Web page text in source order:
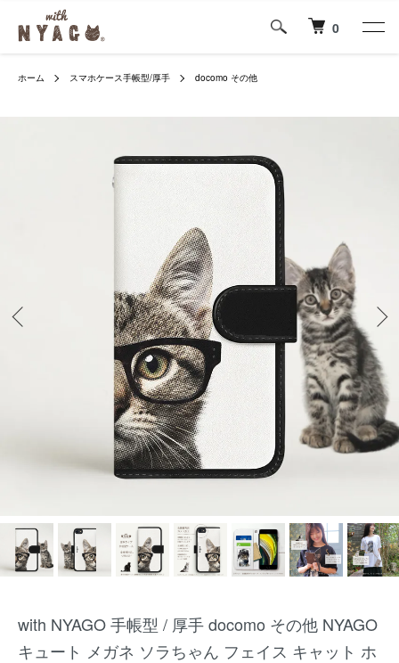
0
ホーム スマホケース手帳型/厚手 docomo その他
with NYAGO 手帳型 / 厚手 docomo その他 NYAGO
キュート メガネ ソラちゃん フェイス キャット ホ